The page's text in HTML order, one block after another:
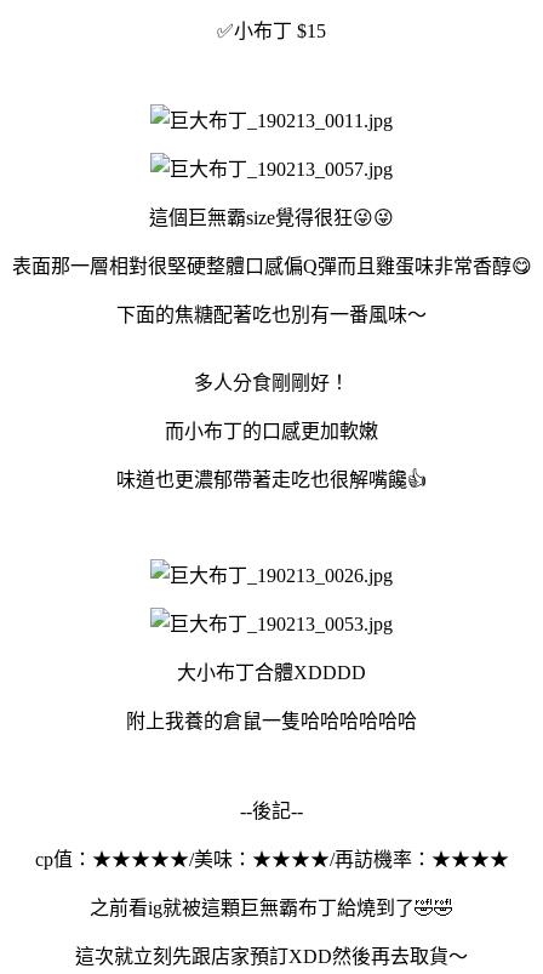
✅小布丁 $15
這個巨無霸size覺得很狂😜😜
表面那一層相對很堅硬整體口感偏Q彈而且雞蛋味非常香醇😋
下面的焦糖配著吃也別有一番風味～
多人分食剛剛好！
而小布丁的口感更加軟嫩
味道也更濃郁帶著走吃也很解嘴饞👍
大小布丁合體XDDDD
附上我養的倉鼠一隻哈哈哈哈哈哈
--後記--
cp值：★★★★★/美味：★★★★/再訪機率：★★★★
之前看ig就被這顆巨無霸布丁給燒到了🤣🤣
這次就立刻先跟店家預訂XDD然後再去取貨～